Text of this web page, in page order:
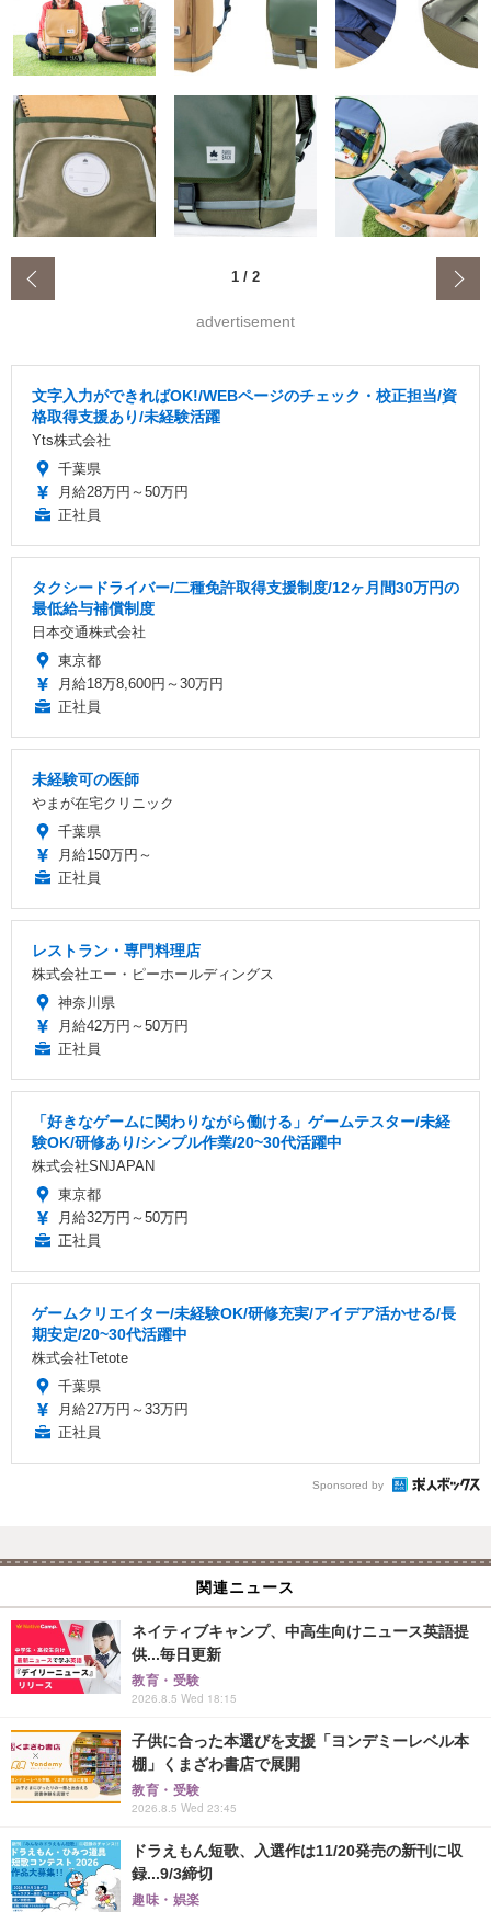
1 / 2
advertisement
文字入力ができればOK!/WEBページのチェック・校正担当/資
格取得支援あり/未経験活躍
Yts株式会社
千葉県
月給28万円～50万円
正社員
タクシードライバー/二種免許取得支援制度/12ヶ月間30万円の
最低給与補償制度
日本交通株式会社
東京都
月給18万8,600円～30万円
正社員
未経験可の医師
やまが在宅クリニック
千葉県
月給150万円～
正社員
レストラン・専門料理店
株式会社エー・ピーホールディングス
神奈川県
月給42万円～50万円
正社員
「好きなゲームに関わりながら働ける」ゲームテスター/未経
験OK/研修あり/シンプル作業/20~30代活躍中
株式会社SNJAPAN
東京都
月給32万円～50万円
正社員
ゲームクリエイター/未経験OK/研修充実/アイデア活かせる/長
期安定/20~30代活躍中
株式会社Tetote
千葉県
月給27万円～33万円
正社員
Sponsored by
関連ニュース
ネイティブキャンプ、中高生向けニュース英語提
供...毎日更新
教育・受験
2026.8.5 Wed 18:15
子供に合った本選びを支援「ヨンデミーレベル本
棚」くまざわ書店で展開
教育・受験
2026.8.5 Wed 23:45
ドラえもん短歌、入選作は11/20発売の新刊に収
録...9/3締切
趣味・娯楽